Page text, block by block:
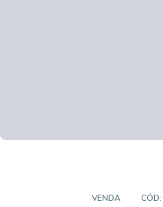
VENDA CÓD: